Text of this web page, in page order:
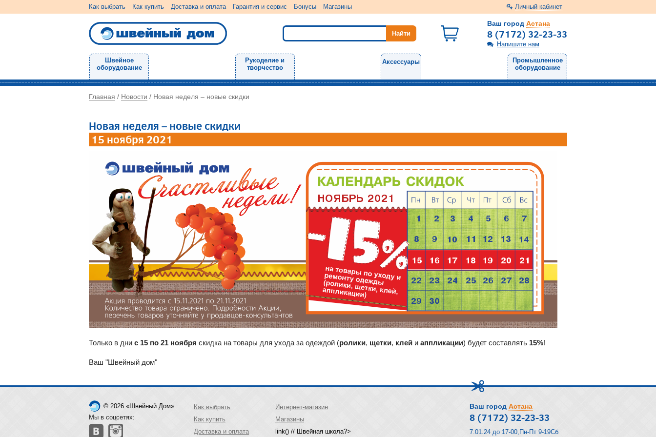
Как выбрать Как купить Доставка и оплата Гарантия и сервис Бонусы Магазины Личный кабинет
Ваш город Астана
8 (7172) 32-23-33
Напишите нам
Швейное
оборудование
Рукоделие и
творчество
Аксессуары
Промышленное
оборудование
Главная / Новости / Новая неделя – новые скидки
Новая неделя – новые скидки
15 ноября 2021
Только в дни с 15 по 21 ноября скидка на товары для ухода за одеждой (ролики, щетки, клей и аппликации) будет составлять 15%!
Ваш "Швейный дом"
© 2026 «Швейный Дом»
Мы в соцсетях:
Как выбрать
Как купить
Доставка и оплата
Интернет-магазин
Магазины
link() // Швейная школа?>
Ваш город Астана
8 (7172) 32-23-33
7.01.24 до 17-00,Пн-Пт 9-19Сб